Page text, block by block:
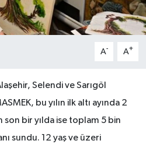
A- A+
Selendi ve Sarıgöl
bu yılın ilk altı ayında 2
son bir yılda ise toplam 5 bin
sundu. 12 yaş ve üzeri